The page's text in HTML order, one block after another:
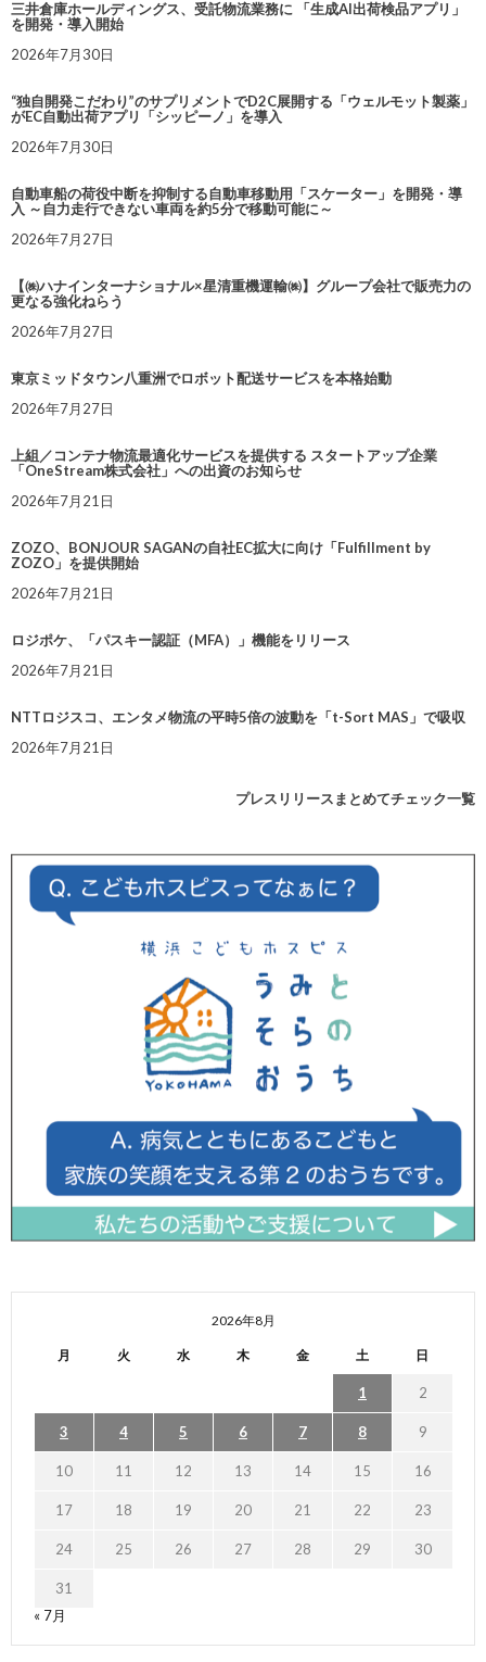
三井倉庫ホールディングス、受託物流業務に 「生成AI出荷検品アプリ」
を開発・導入開始
2026年7月30日
“独自開発こだわり”のサプリメントでD2C展開する「ウェルモット製薬」
がEC自動出荷アプリ「シッピーノ」を導入
2026年7月30日
自動車船の荷役中断を抑制する自動車移動用「スケーター」を開発・導
入 ～自力走行できない車両を約5分で移動可能に～
2026年7月27日
【㈱ハナインターナショナル×星清重機運輸㈱】グループ会社で販売力の
更なる強化ねらう
2026年7月27日
東京ミッドタウン八重洲でロボット配送サービスを本格始動
2026年7月27日
上組／コンテナ物流最適化サービスを提供する スタートアップ企業
「OneStream株式会社」への出資のお知らせ
2026年7月21日
ZOZO、BONJOUR SAGANの自社EC拡大に向け「Fulfillment by
ZOZO」を提供開始
2026年7月21日
ロジポケ、「パスキー認証（MFA）」機能をリリース
2026年7月21日
NTTロジスコ、エンタメ物流の平時5倍の波動を「t-Sort MAS」で吸収
2026年7月21日
プレスリリースまとめてチェック一覧
2026年8月
月 火 水 木 金 土 日
1 2
3 4 5 6 7 8 9
10 11 12 13 14 15 16
17 18 19 20 21 22 23
24 25 26 27 28 29 30
31
« 7月